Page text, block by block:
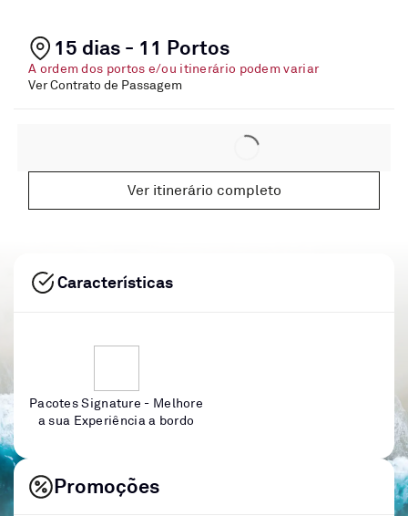
15 dias - 11 Portos
A ordem dos portos e/ou itinerário podem variar
Ver Contrato de Passagem
Ver itinerário completo
Características
Pacotes Signature - Melhore
a sua Experiência a bordo
Promoções